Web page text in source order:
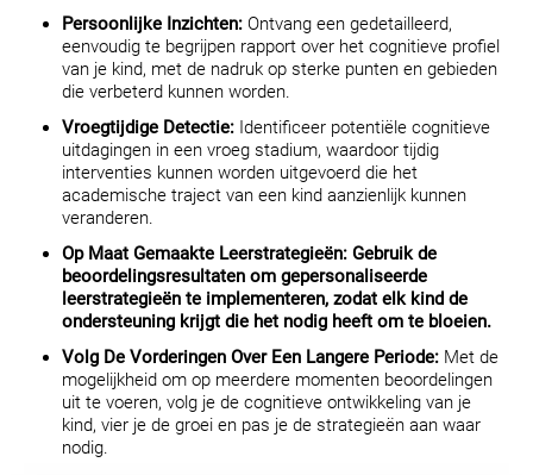
Persoonlijke Inzichten: Ontvang een gedetailleerd,
eenvoudig te begrijpen rapport over het cognitieve profiel
van je kind, met de nadruk op sterke punten en gebieden
die verbeterd kunnen worden.
Vroegtijdige Detectie: Identificeer potentiële cognitieve
uitdagingen in een vroeg stadium, waardoor tijdig
interventies kunnen worden uitgevoerd die het
academische traject van een kind aanzienlijk kunnen
veranderen.
Op Maat Gemaakte Leerstrategieën: Gebruik de
beoordelingsresultaten om gepersonaliseerde
leerstrategieën te implementeren, zodat elk kind de
ondersteuning krijgt die het nodig heeft om te bloeien.
Volg De Vorderingen Over Een Langere Periode: Met de
mogelijkheid om op meerdere momenten beoordelingen
uit te voeren, volg je de cognitieve ontwikkeling van je
kind, vier je de groei en pas je de strategieën aan waar
nodig.